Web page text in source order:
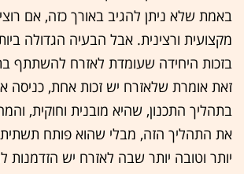
באמת שלא ניתן להגיב באורך כזה, אם
מקצועית ורצינית. אבל הבעיה הגדולה
בזכות היחידה שעומדת לאזרח להשתתף
זאת אומרת שלאזרח יש זכות אחת,
בתהליך התכנון, שהיא מובנית וחוקית,
את התהליך הזה, מבלי שהוא פותח תשתית
יותר וטובה יותר שבה לאזרח יש